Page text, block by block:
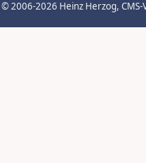
© 2006-2026 Heinz Herzog,